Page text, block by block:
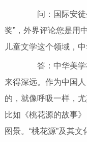
问：国际安徒
奖”，外界评论您是用
儿童文学这个领域，
答：中华美学
来得深远。作为中国
的，就像呼吸一样，
比如《桃花源的故事
图景。“桃花源”及其